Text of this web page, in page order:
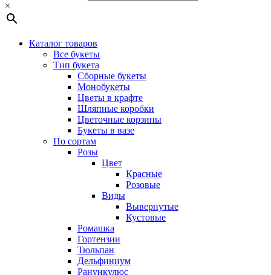
×
Каталог товаров
Все букеты
Тип букета
Сборные букеты
Монобукеты
Цветы в крафте
Шляпные коробки
Цветочные корзины
Букеты в вазе
По сортам
Розы
Цвет
Красные
Розовые
Виды
Вывернутые
Кустовые
Ромашка
Гортензии
Тюльпан
Дельфиниум
Ранункулюс